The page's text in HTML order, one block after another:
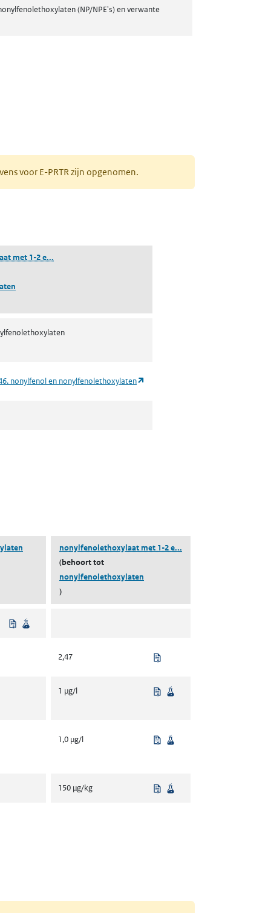
(NP/NPE's) en verwante
voor E-PRTR zijn opgenomen.
met 1-2 e...
nonylfenol en nonylfenolethoxylaten
nonylfenolethoxylaat met 1-2 e...
(behoort tot
nonylfenolethoxylaten
)
Beleidsmatig vastgesteld
2,47
1 µg/l Beleidsmatig vastgesteld
1,0 µg/l Beleidsmatig vastgesteld
150 µg/kg Beleidsmatig vastgesteld